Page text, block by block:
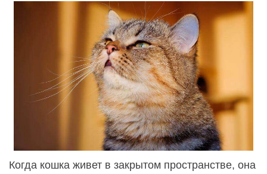
Когда кошка живет в закрытом пространстве, она